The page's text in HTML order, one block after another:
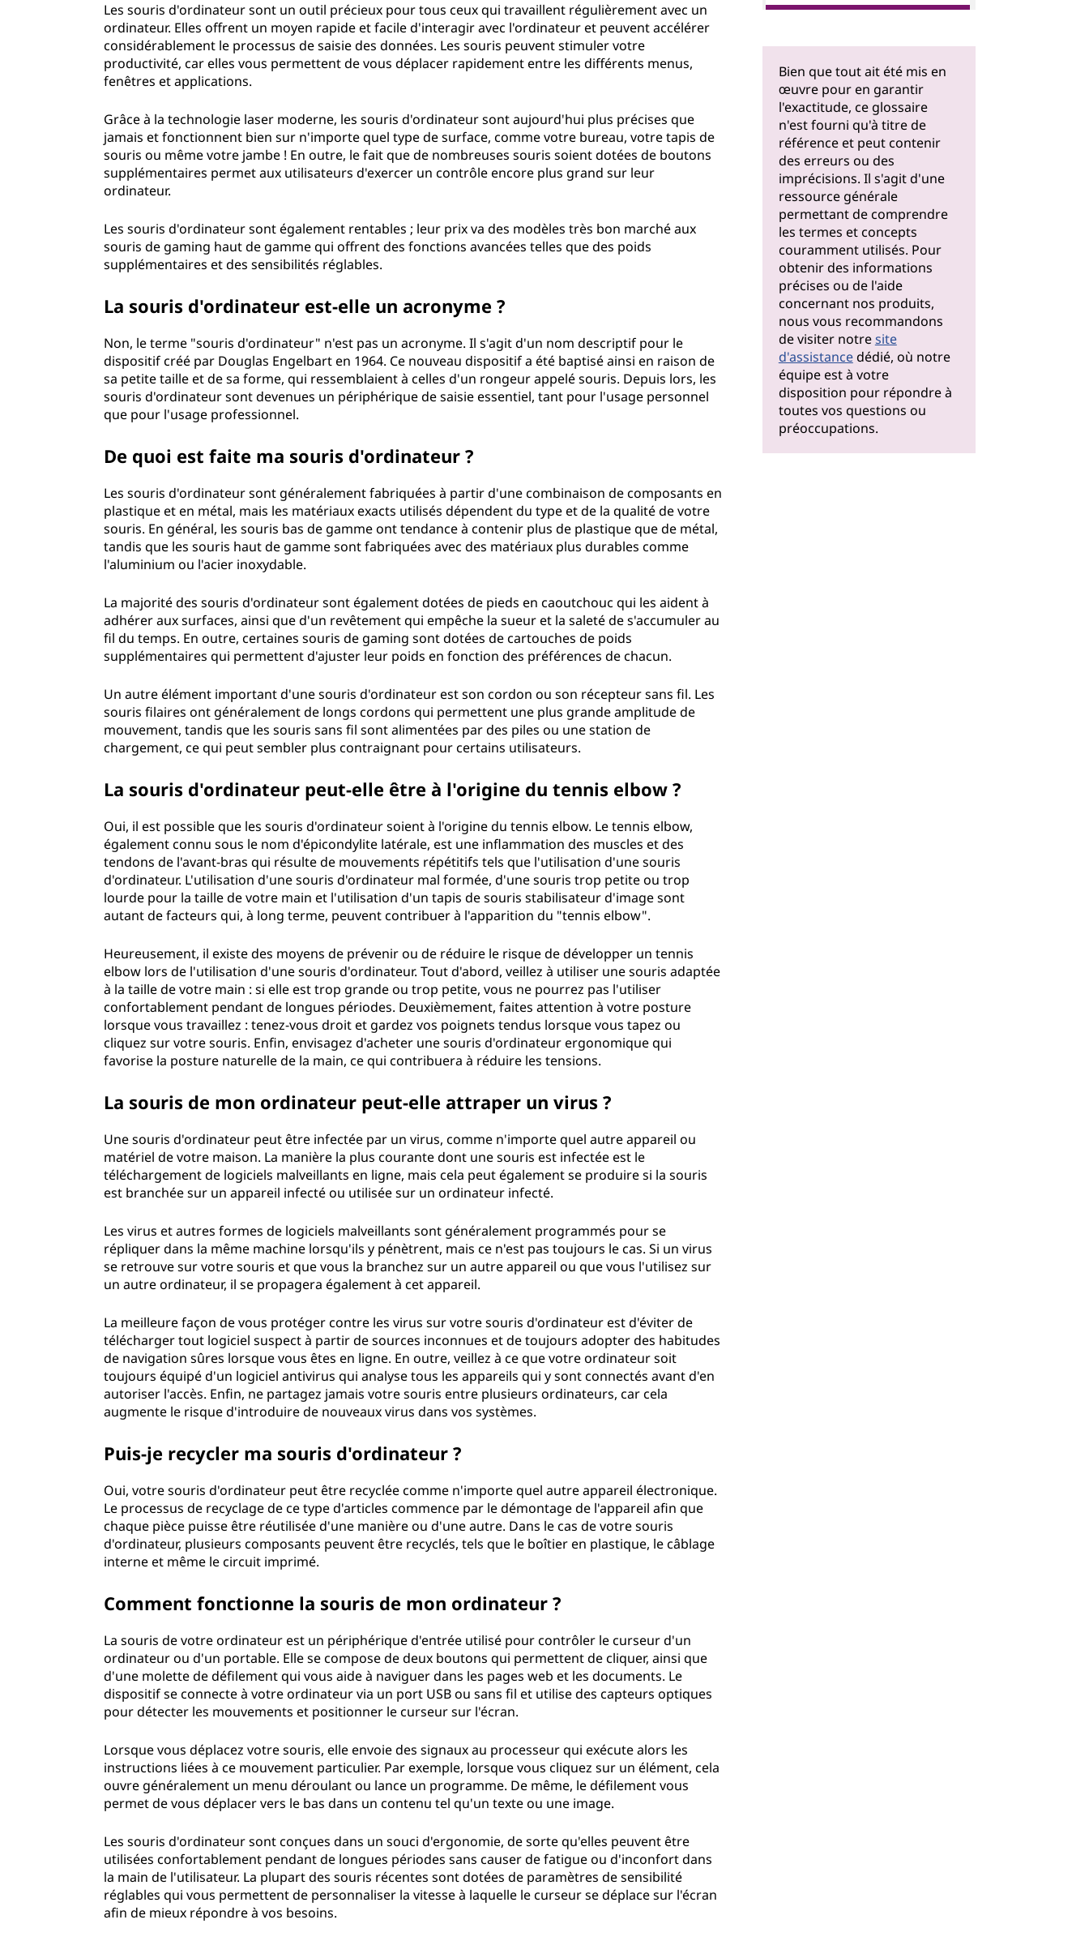
Les souris d'ordinateur sont un outil précieux pour tous ceux qui travaillent régulièrement avec un
ordinateur. Elles offrent un moyen rapide et facile d'interagir avec l'ordinateur et peuvent accélérer
considérablement le processus de saisie des données. Les souris peuvent stimuler votre
productivité, car elles vous permettent de vous déplacer rapidement entre les différents menus,
fenêtres et applications.
Grâce à la technologie laser moderne, les souris d'ordinateur sont aujourd'hui plus précises que
jamais et fonctionnent bien sur n'importe quel type de surface, comme votre bureau, votre tapis de
souris ou même votre jambe ! En outre, le fait que de nombreuses souris soient dotées de boutons
supplémentaires permet aux utilisateurs d'exercer un contrôle encore plus grand sur leur
ordinateur.
Les souris d'ordinateur sont également rentables ; leur prix va des modèles très bon marché aux
souris de gaming haut de gamme qui offrent des fonctions avancées telles que des poids
supplémentaires et des sensibilités réglables.
La souris d'ordinateur est-elle un acronyme ?
Non, le terme "souris d'ordinateur" n'est pas un acronyme. Il s'agit d'un nom descriptif pour le
dispositif créé par Douglas Engelbart en 1964. Ce nouveau dispositif a été baptisé ainsi en raison de
sa petite taille et de sa forme, qui ressemblaient à celles d'un rongeur appelé souris. Depuis lors, les
souris d'ordinateur sont devenues un périphérique de saisie essentiel, tant pour l'usage personnel
que pour l'usage professionnel.
De quoi est faite ma souris d'ordinateur ?
Les souris d'ordinateur sont généralement fabriquées à partir d'une combinaison de composants en
plastique et en métal, mais les matériaux exacts utilisés dépendent du type et de la qualité de votre
souris. En général, les souris bas de gamme ont tendance à contenir plus de plastique que de métal,
tandis que les souris haut de gamme sont fabriquées avec des matériaux plus durables comme
l'aluminium ou l'acier inoxydable.
La majorité des souris d'ordinateur sont également dotées de pieds en caoutchouc qui les aident à
adhérer aux surfaces, ainsi que d'un revêtement qui empêche la sueur et la saleté de s'accumuler au
fil du temps. En outre, certaines souris de gaming sont dotées de cartouches de poids
supplémentaires qui permettent d'ajuster leur poids en fonction des préférences de chacun.
Un autre élément important d'une souris d'ordinateur est son cordon ou son récepteur sans fil. Les
souris filaires ont généralement de longs cordons qui permettent une plus grande amplitude de
mouvement, tandis que les souris sans fil sont alimentées par des piles ou une station de
chargement, ce qui peut sembler plus contraignant pour certains utilisateurs.
La souris d'ordinateur peut-elle être à l'origine du tennis elbow ?
Oui, il est possible que les souris d'ordinateur soient à l'origine du tennis elbow. Le tennis elbow,
également connu sous le nom d'épicondylite latérale, est une inflammation des muscles et des
tendons de l'avant-bras qui résulte de mouvements répétitifs tels que l'utilisation d'une souris
d'ordinateur. L'utilisation d'une souris d'ordinateur mal formée, d'une souris trop petite ou trop
lourde pour la taille de votre main et l'utilisation d'un tapis de souris stabilisateur d'image sont
autant de facteurs qui, à long terme, peuvent contribuer à l'apparition du "tennis elbow".
Heureusement, il existe des moyens de prévenir ou de réduire le risque de développer un tennis
elbow lors de l'utilisation d'une souris d'ordinateur. Tout d'abord, veillez à utiliser une souris adaptée
à la taille de votre main : si elle est trop grande ou trop petite, vous ne pourrez pas l'utiliser
confortablement pendant de longues périodes. Deuxièmement, faites attention à votre posture
lorsque vous travaillez : tenez-vous droit et gardez vos poignets tendus lorsque vous tapez ou
cliquez sur votre souris. Enfin, envisagez d'acheter une souris d'ordinateur ergonomique qui
favorise la posture naturelle de la main, ce qui contribuera à réduire les tensions.
La souris de mon ordinateur peut-elle attraper un virus ?
Une souris d'ordinateur peut être infectée par un virus, comme n'importe quel autre appareil ou
matériel de votre maison. La manière la plus courante dont une souris est infectée est le
téléchargement de logiciels malveillants en ligne, mais cela peut également se produire si la souris
est branchée sur un appareil infecté ou utilisée sur un ordinateur infecté.
Les virus et autres formes de logiciels malveillants sont généralement programmés pour se
répliquer dans la même machine lorsqu'ils y pénètrent, mais ce n'est pas toujours le cas. Si un virus
se retrouve sur votre souris et que vous la branchez sur un autre appareil ou que vous l'utilisez sur
un autre ordinateur, il se propagera également à cet appareil.
La meilleure façon de vous protéger contre les virus sur votre souris d'ordinateur est d'éviter de
télécharger tout logiciel suspect à partir de sources inconnues et de toujours adopter des habitudes
de navigation sûres lorsque vous êtes en ligne. En outre, veillez à ce que votre ordinateur soit
toujours équipé d'un logiciel antivirus qui analyse tous les appareils qui y sont connectés avant d'en
autoriser l'accès. Enfin, ne partagez jamais votre souris entre plusieurs ordinateurs, car cela
augmente le risque d'introduire de nouveaux virus dans vos systèmes.
Puis-je recycler ma souris d'ordinateur ?
Oui, votre souris d'ordinateur peut être recyclée comme n'importe quel autre appareil électronique.
Le processus de recyclage de ce type d'articles commence par le démontage de l'appareil afin que
chaque pièce puisse être réutilisée d'une manière ou d'une autre. Dans le cas de votre souris
d'ordinateur, plusieurs composants peuvent être recyclés, tels que le boîtier en plastique, le câblage
interne et même le circuit imprimé.
Comment fonctionne la souris de mon ordinateur ?
La souris de votre ordinateur est un périphérique d'entrée utilisé pour contrôler le curseur d'un
ordinateur ou d'un portable. Elle se compose de deux boutons qui permettent de cliquer, ainsi que
d'une molette de défilement qui vous aide à naviguer dans les pages web et les documents. Le
dispositif se connecte à votre ordinateur via un port USB ou sans fil et utilise des capteurs optiques
pour détecter les mouvements et positionner le curseur sur l'écran.
Lorsque vous déplacez votre souris, elle envoie des signaux au processeur qui exécute alors les
instructions liées à ce mouvement particulier. Par exemple, lorsque vous cliquez sur un élément, cela
ouvre généralement un menu déroulant ou lance un programme. De même, le défilement vous
permet de vous déplacer vers le bas dans un contenu tel qu'un texte ou une image.
Les souris d'ordinateur sont conçues dans un souci d'ergonomie, de sorte qu'elles peuvent être
utilisées confortablement pendant de longues périodes sans causer de fatigue ou d'inconfort dans
la main de l'utilisateur. La plupart des souris récentes sont dotées de paramètres de sensibilité
réglables qui vous permettent de personnaliser la vitesse à laquelle le curseur se déplace sur l'écran
afin de mieux répondre à vos besoins.
Bien que tout ait été mis en
œuvre pour en garantir
l'exactitude, ce glossaire
n'est fourni qu'à titre de
référence et peut contenir
des erreurs ou des
imprécisions. Il s'agit d'une
ressource générale
permettant de comprendre
les termes et concepts
couramment utilisés. Pour
obtenir des informations
précises ou de l'aide
concernant nos produits,
nous vous recommandons
de visiter notresite
d'assistancedédié, où notre
équipe est à votre
disposition pour répondre à
toutes vos questions ou
préoccupations.